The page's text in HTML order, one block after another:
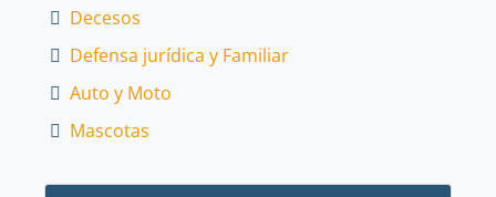
Decesos
Defensa jurídica y Familiar
Auto y Moto
Mascotas